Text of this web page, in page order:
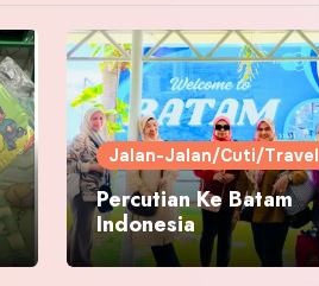
Jalan-Jalan/Cuti/Travel
Percutian Ke Batam
Indonesia